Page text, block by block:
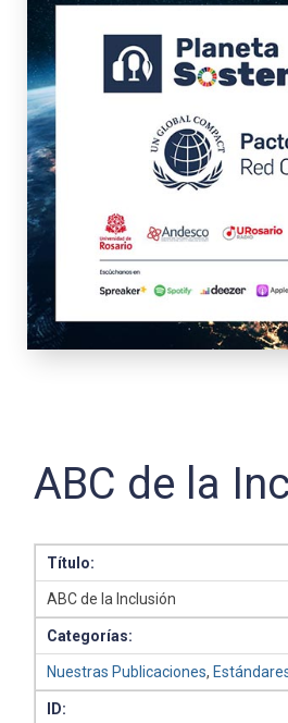
ABC de la
Título:
ABC de la Inclusión
Categorías:
Nuestras Publicaciones,
ID: